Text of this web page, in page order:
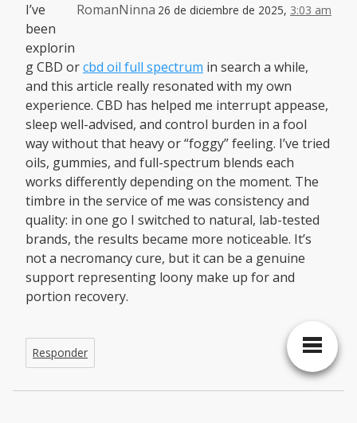
RomanNinna 26 de diciembre de 2025, 3:03 am
I’ve
been
explorin
g CBD orcbd oil full spectrum in search a while,
and this article really resonated with my own
experience. CBD has helped me interrupt appease,
sleep well-advised, and control burden in a fool
way without that heavy or “foggy” feeling. I’ve tried
oils, gummies, and full-spectrum blends each
works differently depending on the moment. The
timbre in the service of me was consistency and
quality: in one go I switched to natural, lab-tested
brands, the results became more noticeable. It’s
not a necromancy cure, but it can be a genuine
support representing loony make up for and
portion recovery.
Responder